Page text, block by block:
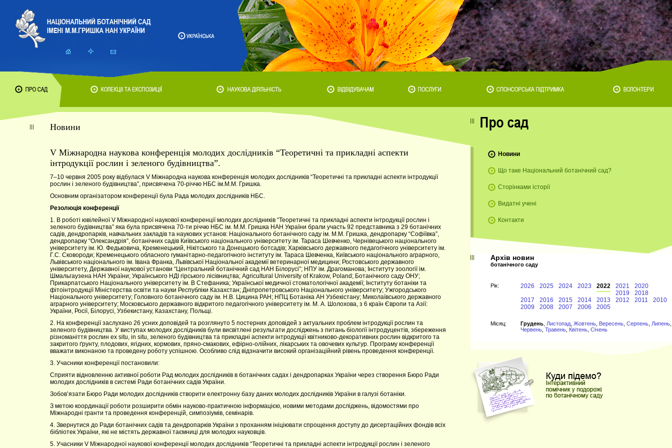
Новини
V Міжнародна наукова конференція молодих дослідників “Теоретичні та прикладні аспекти
інтродукції рослин і зеленого будівництва”.
7–10 червня 2005 року відбулася V Міжнародна наукова конференція молодих дослідників “Теоретичні та прикладні аспекти інтродукції
рослин і зеленого будівництва”, присвячена 70-річчю НБС ім.М.М. Гришка.
Основним організатором конференції була Рада молодих дослідників НБС.
Резолюція конференції
1. В роботі ювілейної V Міжнародної наукової конференції молодих дослідників “Теоретичні та прикладні аспекти інтродукції рослин і
зеленого будівництва” яка була присвячена 70-ти річчю НБС ім. М.М. Гришка НАН України брали участь 92 представника з 29 ботанічних
садів, дендропарків, навчальних закладів та наукових установ: Національного ботанічного саду ім. М.М. Гришка, дендропарку “Софіївка”,
дендропарку “Олександрія”, ботанічних садів Київського національного університету ім. Тараса Шевченко, Чернівецького національного
університету ім. Ю. Федьковича, Кременецький, Нікітського та Донецького ботсадів; Харківського державного педагогічного університету ім.
Г.С. Сковороди; Кременецького обласного гуманітарно-педагогічного інституту ім. Тараса Шевченка, Київського національного аграрного,
Львівського національного ім. Івана Франка, Львівської Національної академії ветеринарної медицини; Ростовського державного
університету, Державної наукової установи “Центральний ботанічний сад НАН Білорусі”; НПУ ім. Драгоманова; Інституту зоології ім.
Шмальгаузена НАН України; Українського НДІ гірського лісівництва; Agricultural University of Krakow, Poland; Ботанічного саду ОНУ;
Прикарпатського Національного університету ім. В Стефаника; Української медичної стоматологічної академії; Інституту ботаніки та
фітоінтродукції Міністерства освіти та науки Республіки Казахстан; Дніпропетровського Національного університету; Ужгородського
Національного університету; Головного ботанічного саду ім. Н.В. Цицина РАН; НПЦ Ботаніка АН Узбекістану; Миколаївського державного
аграрного університету; Московського державного відкритого педагогічного університету ім. М. А. Шолохова, з 6 країн Європи та Азії:
України, Росії, Білорусі, Узбекистану, Казахстану, Польщі.
2. На конференції заслухано 26 усних доповідей та розглянуто 5 постерних доповідей з актуальних проблем інтродукції рослин та
зеленого будівництва. У виступах молодих дослідників були висвітлені результати досліджень з питань біології інтродуцентів, збереження
різноманіття рослин ex situ, in situ, зеленого будівництва та прикладні аспекти інтродукції квітниково-декоративних рослин відкритого та
закритого ґрунту, плодових, ягідних, кормових, пряно-смакових, ефірно-олійних, лікарських та овочевих культур. Програму конференції
вважати виконаною та проведену роботу успішною. Особливо слід відзначити високий організаційний рівень проведення конференції.
3. Учасники конференції постановили:
Сприяти відновленню активної роботи Рад молодих дослідників в ботанічних садах і дендропарках України через створення Бюро Ради
молодих дослідників в системі Ради ботанічних садів України.
Зобов’язати Бюро Ради молодих дослідників створити електронну базу даних молодих дослідників України в галузі ботаніки.
З метою координації роботи розширити обмін науково-практичною інформацією, новими методами досліджень, відомостями про
Міжнародні гранти та проведення конференцій, симпозіумів, семінарів.
4. Звернутися до Ради ботанічних садів та дендропарків України з проханням ініціювати спрощення доступу до дисертаційних фондів всіх
бібліотек України, які не містять державної таємниці для молодих науковців.
5. Учасники V Міжнародної наукової конференції молодих дослідників “Теоретичні та прикладні аспекти інтродукції рослин і зеленого
Новини
Що таке Національний ботанічний сад?
Сторінками історії
Видатні учені
Контакти
Архів новин
ботанічного саду
Рiк: 2026 2025 2024 2023 2022 2021
2020
2019
2018
2017
2016 2015 2014 2013 2012 2011
2010
2009
2008 2007 2006 2005
Мiсяц: Грудень Листопад Жовтень Вересень Серпень Липень
Червень Травень Квітень Січень